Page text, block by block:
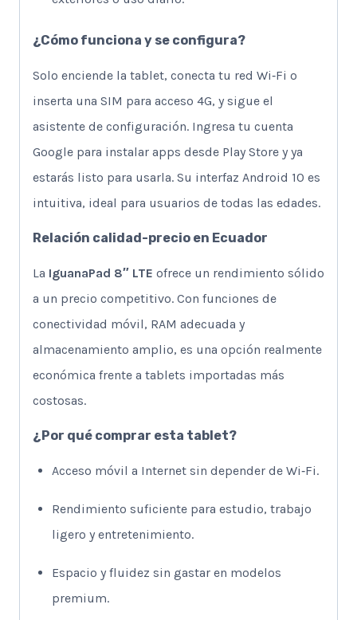
¿Cómo funciona y se configura?
Solo enciende la tablet, conecta tu red Wi‑Fi o
inserta una SIM para acceso 4G, y sigue el
asistente de configuración. Ingresa tu cuenta
Google para instalar apps desde Play Store y ya
estarás listo para usarla. Su interfaz Android 10 es
intuitiva, ideal para usuarios de todas las edades.
Relación calidad-precio en Ecuador
La IguanaPad 8″ LTE ofrece un rendimiento sólido
a un precio competitivo. Con funciones de
conectividad móvil, RAM adecuada y
almacenamiento amplio, es una opción realmente
económica frente a tablets importadas más
costosas.
¿Por qué comprar esta tablet?
Acceso móvil a Internet sin depender de Wi‑Fi.
Rendimiento suficiente para estudio, trabajo
ligero y entretenimiento.
Espacio y fluidez sin gastar en modelos
premium.